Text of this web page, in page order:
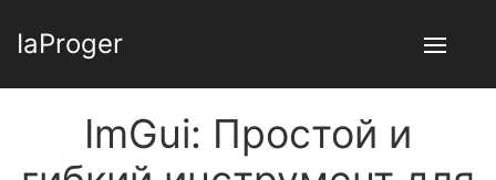
IaProger
ImGui: Простой и